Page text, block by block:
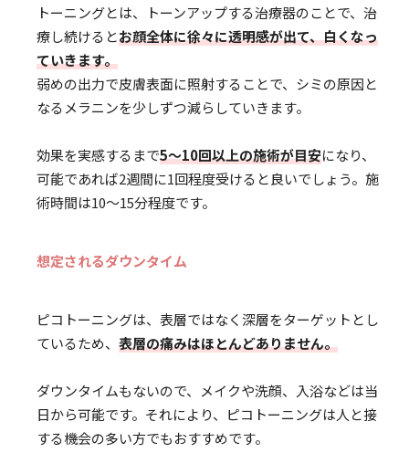
トーニングとは、トーンアップする治療器のことで、治
療し続けるとお顔全体に徐々に透明感が出て、白くなっ
ていきます。
弱めの出力で皮膚表面に照射することで、シミの原因と
なるメラニンを少しずつ減らしていきます。
効果を実感するまで5〜10回以上の施術が目安になり、
可能であれば2週間に1回程度受けると良いでしょう。施
術時間は10〜15分程度です。
想定されるダウンタイム
ピコトーニングは、表層ではなく深層をターゲットとし
ているため、 表層の痛みはほとんどありません。
ダウンタイムもないので、メイクや洗顔、入浴などは当
日から可能です。それにより、ピコトーニングは人と接
する機会の多い方でもおすすめです。